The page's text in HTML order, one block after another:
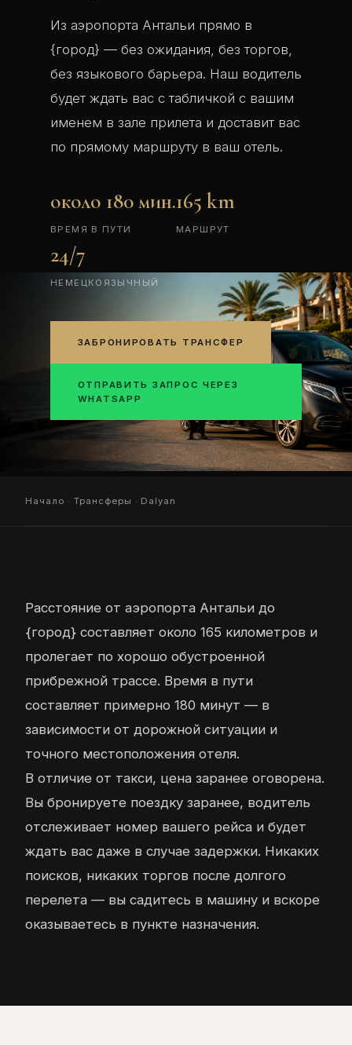
Из аэропорта Антальи прямо в
{город} — без ожидания, без торгов,
без языкового барьера. Наш водитель
будет ждать вас с табличкой с вашим
именем в зале прилета и доставит вас
по прямому маршруту в ваш отель.
около 180 мин.
ВРЕМЯ В ПУТИ
165 km
МАРШРУТ
24/7
НЕМЕЦКОЯЗЫЧНЫЙ
ЗАБРОНИРОВАТЬ ТРАНСФЕР
ОТПРАВИТЬ ЗАПРОС ЧЕРЕЗ
WHATSAPP
Начало ·Трансферы · Dalyan
Расстояние от аэропорта Антальи до
{город} составляет около 165 километров и
пролегает по хорошо обустроенной
прибрежной трассе. Время в пути
составляет примерно 180 минут — в
зависимости от дорожной ситуации и
точного местоположения отеля.
В отличие от такси, цена заранее оговорена.
Вы бронируете поездку заранее, водитель
отслеживает номер вашего рейса и будет
ждать вас даже в случае задержки. Никаких
поисков, никаких торгов после долгого
перелета — вы садитесь в машину и вскоре
оказываетесь в пункте назначения.